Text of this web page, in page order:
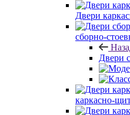
Двери
сборно-
Двери
каркасно-